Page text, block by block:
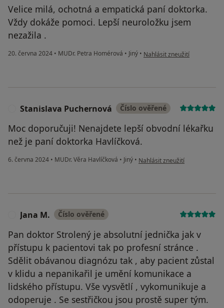
Velice milá, ochotná a empatická paní doktorka.
Vždy dokáže pomoci. Lepší neuroložku jsem
nezažila .
20. června 2024 • MUDr. Petra Homérová • Jiný • podle názoru uživatele Petra
Nahlásit zneužití
Stanislava Puchernová Číslo ověřené
Moc doporučuji! Nenajdete lepší obvodní lékařku
než je paní doktorka Havlíčková.
6. června 2024 • MUDr. Věra Havlíčková • Jiný • podle názoru uživatele
Nahlásit zneužití
Jana M. Číslo ověřené
Pan doktor Strolený je absolutní jednička jak v
přístupu k pacientovi tak po profesní stránce .
Sdělit obávanou diagnózu tak , aby pacient zůstal
v klidu a nepanikařil je umění komunikace a
lidského přístupu. Vše vysvětlí , vykomunikuje a
odoperuje . Se sestřičkou jsou prostě super tým.